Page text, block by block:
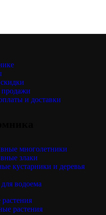
и доставки
многолетники
злаки
кустарники и деревья
водоема
растения